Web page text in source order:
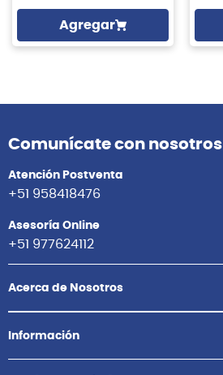
Agregar
Comunícate con nosotros
Atención Postventa
+51 958418476
Asesoría Online
+51 977624112
Acerca de Nosotros
Información